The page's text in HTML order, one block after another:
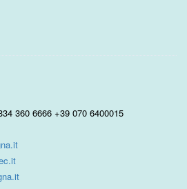
360 6666 +39 070 6400015